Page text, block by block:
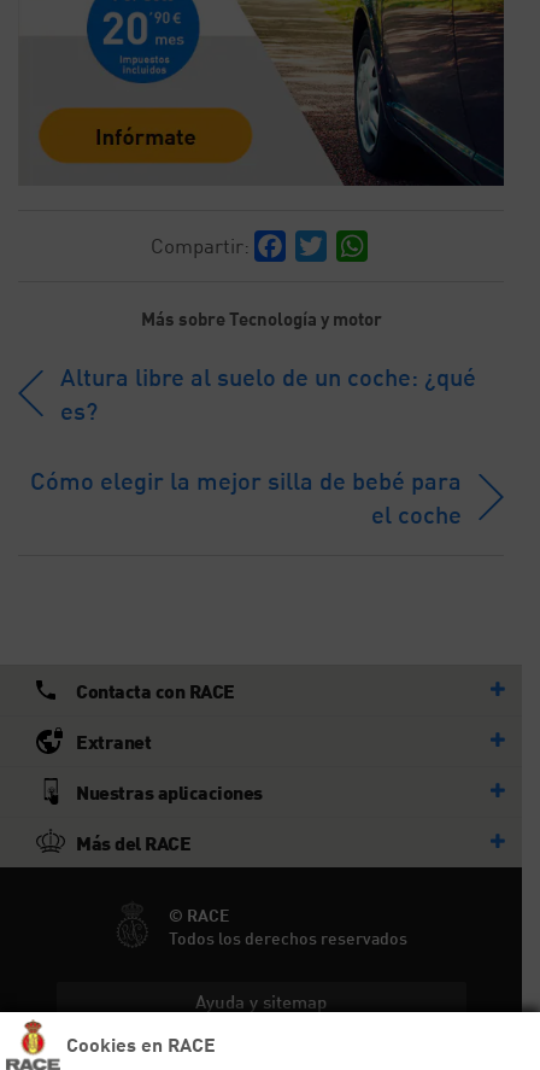
Cookies en RACE
Compartir: Facebook
Twitter
Más sobre Tecnología y motor
Altura libre al suelo de un coche: ¿qué
es?
Cómo elegir la mejor silla de bebé para
el coche
Contacta con RACE
Extranet
Nuestras aplicaciones
Más del RACE
© RACE
Todos los derechos reservados
Ayuda y sitemap